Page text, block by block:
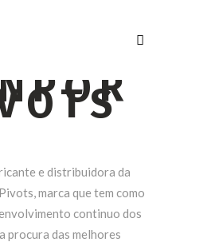
e distribuidora da
marca que tem como
continuo dos
procura das melhores